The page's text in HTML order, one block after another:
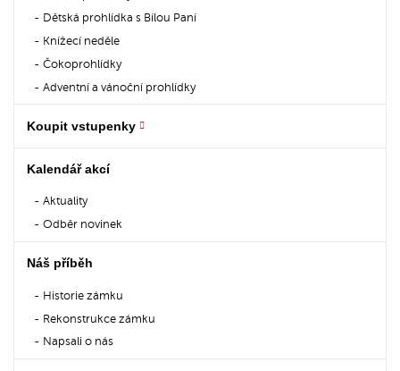
Dětská prohlídka s Bílou Paní
Knížecí neděle
Čokoprohlídky
Adventní a vánoční prohlídky
Koupit vstupenky
Kalendář akcí
Aktuality
Odběr novinek
Náš příběh
Historie zámku
Rekonstrukce zámku
Napsali o nás